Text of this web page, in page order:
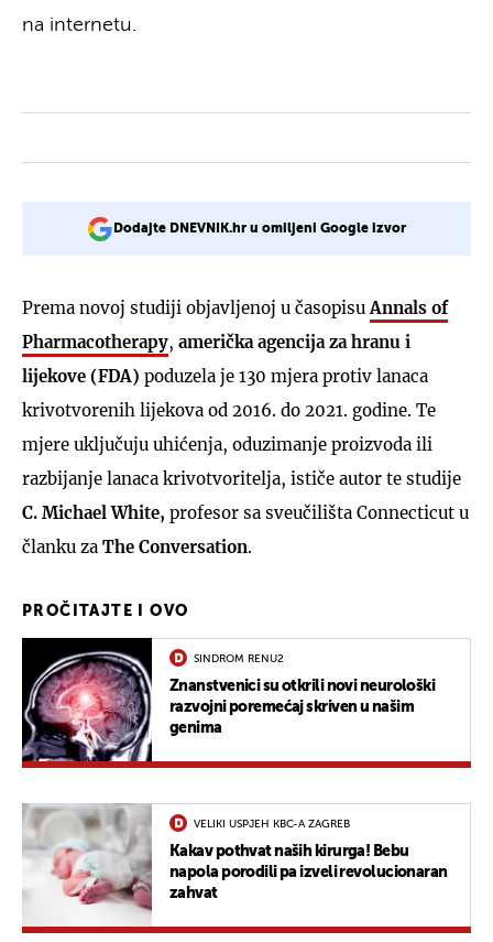
na internetu.
Dodajte DNEVNIK.hr u omiljeni Google izvor
Prema novoj studiji objavljenoj u časopisu Annals of
Pharmacotherapy, američka agencija za hranu i
lijekove (FDA) poduzela je 130 mjera protiv lanaca
krivotvorenih lijekova od 2016. do 2021. godine. Te
mjere uključuju ​​uhićenja, oduzimanje proizvoda ili
razbijanje lanaca krivotvoritelja, ističe autor te studije
C. Michael White, profesor sa sveučilišta Connecticut u
članku za The Conversation.
PROČITAJTE I OVO
SINDROM RENU2
Znanstvenici su otkrili novi neurološki
razvojni poremećaj skriven u našim
genima
VELIKI USPJEH KBC-A ZAGREB
Kakav pothvat naših kirurga! Bebu
napola porodili pa izveli revolucionaran
zahvat